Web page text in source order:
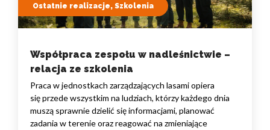
Ostatnie realizacje, Szkolenia
Współpraca zespołu w nadleśnictwie –
relacja ze szkolenia
Praca w jednostkach zarządzających lasami opiera
się przede wszystkim na ludziach, którzy każdego dnia
muszą sprawnie dzielić się informacjami, planować
zadania w terenie oraz reagować na zmieniające